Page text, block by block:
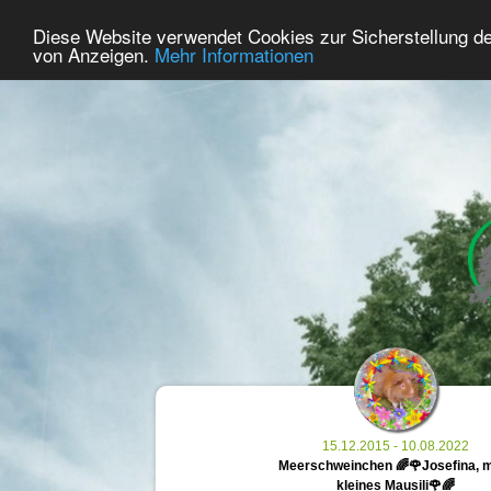
Diese Website verwendet Cookies zur Sicherstellung
von Anzeigen. Mehr Informationen
Home Premium Commemorate
15.12.2015 - 10.08.2022
Meerschweinchen 🌈🌹Josefina,
kleines Mausili🌹🌈